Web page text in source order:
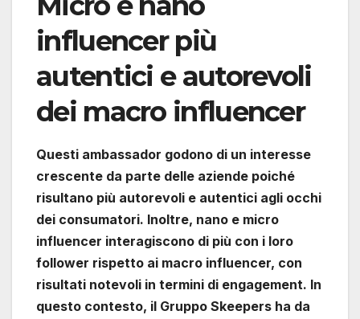
influencer più
autentici e autorevoli
dei macro influencer
Questi ambassador godono di un interesse
crescente da parte delle aziende poiché
risultano più autorevoli e autentici agli occhi
dei consumatori. Inoltre, nano e micro
influencer interagiscono di più con i loro
follower rispetto ai macro influencer, con
risultati notevoli in termini di engagement. In
questo contesto, il Gruppo Skeepers ha da